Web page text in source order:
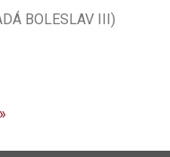
BOLESLAV III)